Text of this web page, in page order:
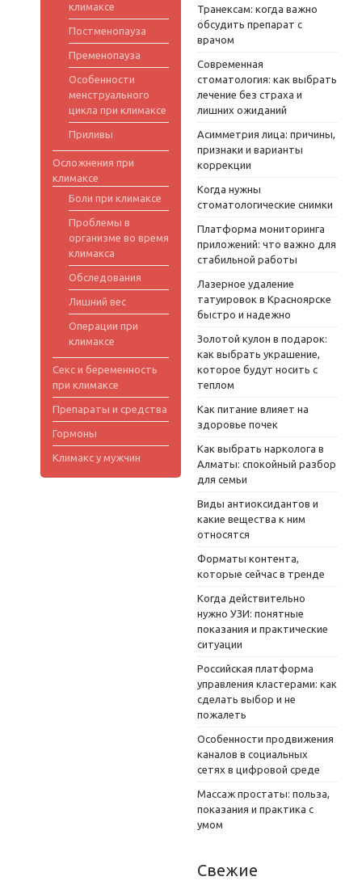
климаксе
Постменопауза
Пременопауза
Особенности
менструального
цикла при климаксе
Приливы
Осложнения при
климаксе
Боли при климаксе
Проблемы в
организме во время
климакса
Обследования
Лишний вес
Операции при
климаксе
Секс и беременность
при климаксе
Препараты и средства
Гормоны
Климакс у мужчин
Транексам: когда важно
обсудить препарат с
врачом
Современная
стоматология: как выбрать
лечение без страха и
лишних ожиданий
Асимметрия лица: причины,
признаки и варианты
коррекции
Когда нужны
стоматологические снимки
Платформа мониторинга
приложений: что важно для
стабильной работы
Лазерное удаление
татуировок в Красноярске
быстро и надежно
Золотой кулон в подарок:
как выбрать украшение,
которое будут носить с
теплом
Как питание влияет на
здоровье почек
Как выбрать нарколога в
Алматы: спокойный разбор
для семьи
Виды антиоксидантов и
какие вещества к ним
относятся
Форматы контента,
которые сейчас в тренде
Когда действительно
нужно УЗИ: понятные
показания и практические
ситуации
Российская платформа
управления кластерами: как
сделать выбор и не
пожалеть
Особенности продвижения
каналов в социальных
сетях в цифровой среде
Массаж простаты: польза,
показания и практика с
умом
Свежие